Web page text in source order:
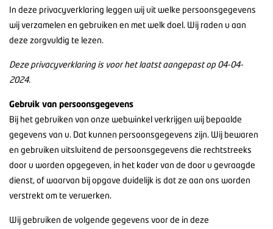
In deze privacyverklaring leggen wij uit welke persoonsgegevens
wij verzamelen en gebruiken en met welk doel. Wij raden u aan
deze zorgvuldig te lezen.
Deze privacyverklaring is voor het laatst aangepast op 04-04-
2024.
Gebruik van persoonsgegevens
Bij het gebruiken van onze webwinkel verkrijgen wij bepaalde
gegevens van u. Dat kunnen persoonsgegevens zijn. Wij bewaren
en gebruiken uitsluitend de persoonsgegevens die rechtstreeks
door u worden opgegeven, in het kader van de door u gevraagde
dienst, of waarvan bij opgave duidelijk is dat ze aan ons worden
verstrekt om te verwerken.
Wij gebruiken de volgende gegevens voor de in deze